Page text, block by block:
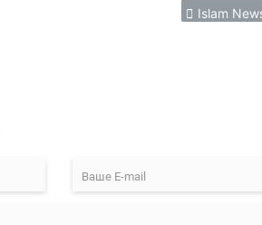
Islam